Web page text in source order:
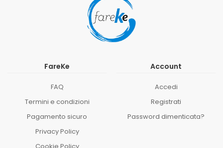
FareKe
FAQ
Termini e condizioni
Pagamento sicuro
Privacy Policy
Cookie Policy
Account
Accedi
Registrati
Password dimenticata?